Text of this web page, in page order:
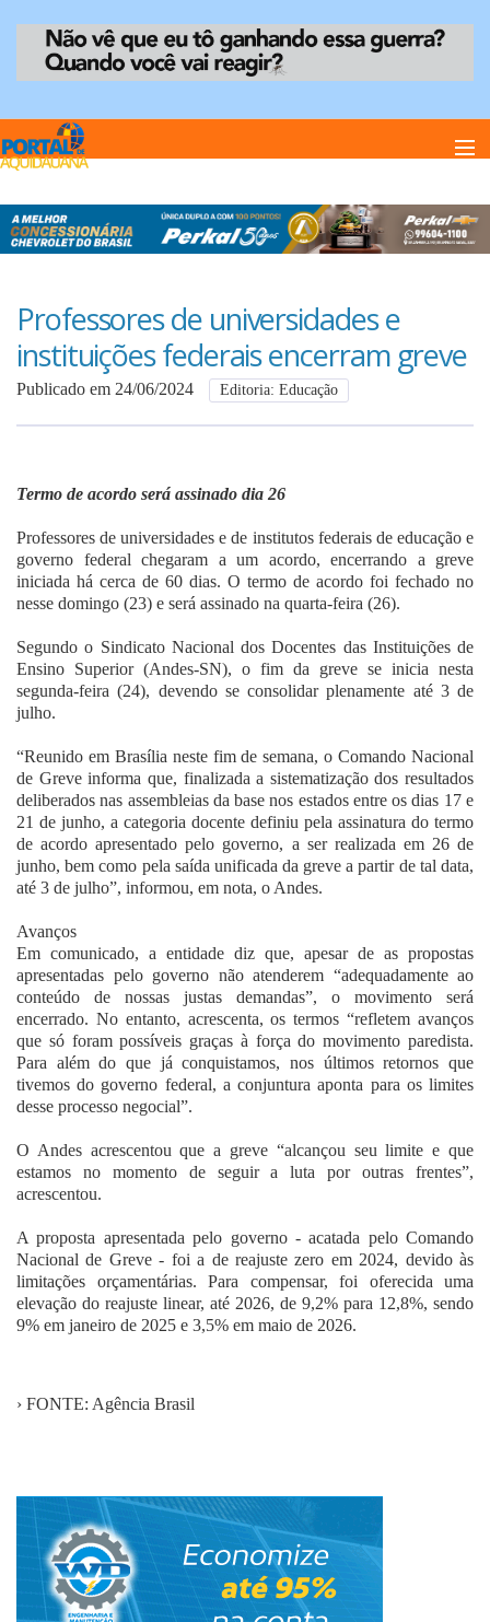
Home
Anuncie
Anuncie
Fale Conosco
Professores de universidades e
instituições federais encerram greve
Publicado em 24/06/2024 Editoria: Educação
Termo de acordo será assinado dia 26
Professores de universidades e de institutos federais de educação e
governo federal chegaram a um acordo, encerrando a greve
iniciada há cerca de 60 dias. O termo de acordo foi fechado no
nesse domingo (23) e será assinado na quarta-feira (26).
Segundo o Sindicato Nacional dos Docentes das Instituições de
Ensino Superior (Andes-SN), o fim da greve se inicia nesta
segunda-feira (24), devendo se consolidar plenamente até 3 de
julho.
“Reunido em Brasília neste fim de semana, o Comando Nacional
de Greve informa que, finalizada a sistematização dos resultados
deliberados nas assembleias da base nos estados entre os dias 17 e
21 de junho, a categoria docente definiu pela assinatura do termo
de acordo apresentado pelo governo, a ser realizada em 26 de
junho, bem como pela saída unificada da greve a partir de tal data,
até 3 de julho”, informou, em nota, o Andes.
Avanços
Em comunicado, a entidade diz que, apesar de as propostas
apresentadas pelo governo não atenderem “adequadamente ao
conteúdo de nossas justas demandas”, o movimento será
encerrado. No entanto, acrescenta, os termos “refletem avanços
que só foram possíveis graças à força do movimento paredista.
Para além do que já conquistamos, nos últimos retornos que
tivemos do governo federal, a conjuntura aponta para os limites
desse processo negocial”.
O Andes acrescentou que a greve “alcançou seu limite e que
estamos no momento de seguir a luta por outras frentes”,
acrescentou.
A proposta apresentada pelo governo - acatada pelo Comando
Nacional de Greve - foi a de reajuste zero em 2024, devido às
limitações orçamentárias. Para compensar, foi oferecida uma
elevação do reajuste linear, até 2026, de 9,2% para 12,8%, sendo
9% em janeiro de 2025 e 3,5% em maio de 2026.
› FONTE: Agência Brasil